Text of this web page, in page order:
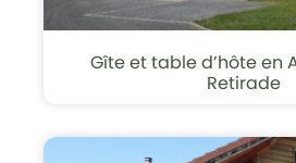
Gîte et table d’hôte en
Retirade